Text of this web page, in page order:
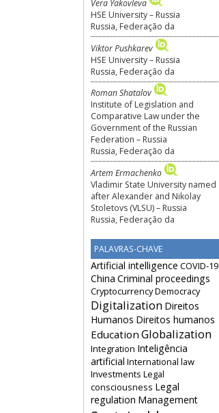
Vera Yakovleva
HSE University – Russia
Russia, Federação da
Viktor Pushkarev
HSE University – Russia
Russia, Federação da
Roman Shatalov
Institute of Legislation and
Comparative Law under the
Government of the Russian
Federation – Russia
Russia, Federação da
Artem Ermachenko
Vladimir State University named
after Alexander and Nikolay
Stoletovs (VLSU) – Russia
Russia, Federação da
PALAVRAS-CHAVE
Artificial intelligence COVID-19
China Criminal proceedings
CryptocurrencyDemocracy
Digitalization Direitos
Humanos Direitos humanos
Education Globalization
Integration Inteligência
artificial International law
Investments Legal
consciousness Legal
regulation Management